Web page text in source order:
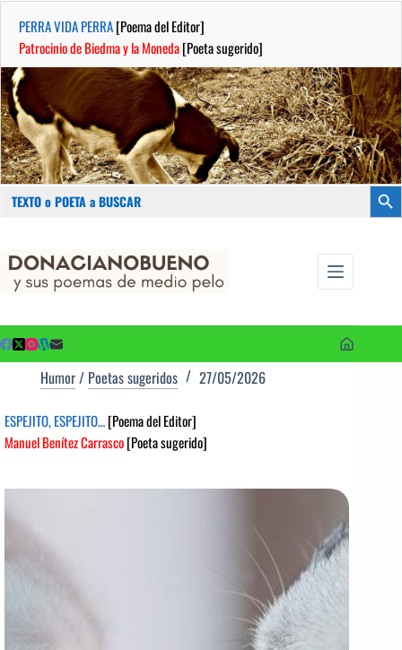
PERRA VIDA PERRA[Poema del Editor]
Patrocinio de Biedma y la Moneda[Poeta sugerido]
Buscar:
contenido
Humor/ Poetas sugeridos 27/05/2026
ESPEJITO, ESPEJITO…[Poema del Editor]
Manuel Benítez Carrasco[Poeta sugerido]